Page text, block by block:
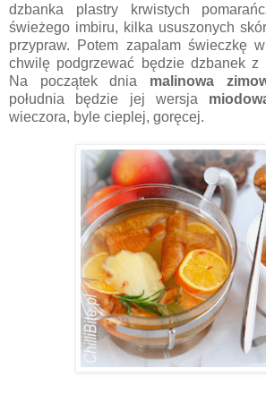
dzbanka plastry krwistych
świeżego imbiru, kilka ususzonych
przypraw. Potem zapalam świeczkę
chwilę podgrzewać będzie dzbanek z
Na początek dnia malinowa
południa będzie jej wersja
wieczora, byle cieplej, goręcej.